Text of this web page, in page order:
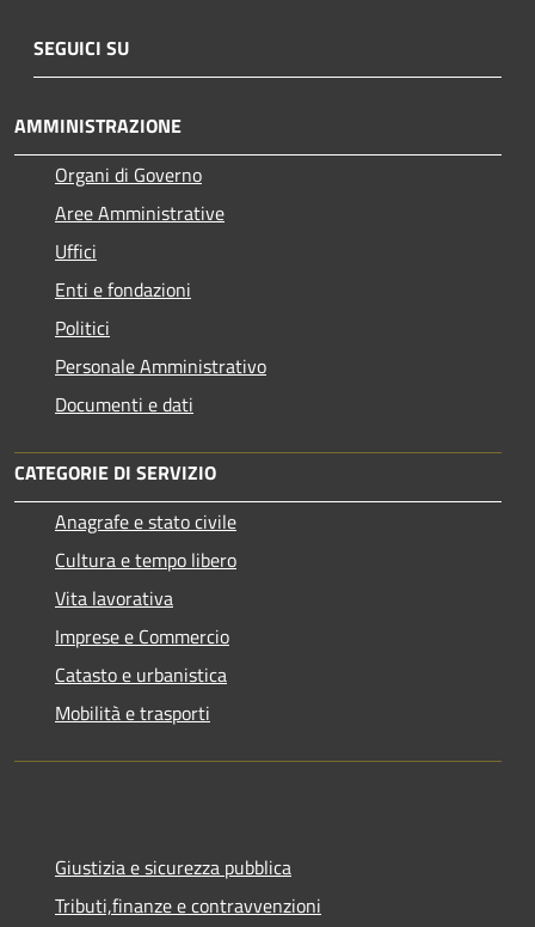
SEGUICI SU
AMMINISTRAZIONE
Organi di Governo
Aree Amministrative
Uffici
Enti e fondazioni
Politici
Personale Amministrativo
Documenti e dati
CATEGORIE DI SERVIZIO
Anagrafe e stato civile
Cultura e tempo libero
Vita lavorativa
Imprese e Commercio
Catasto e urbanistica
Mobilità e trasporti
Giustizia e sicurezza pubblica
Tributi,finanze e contravvenzioni